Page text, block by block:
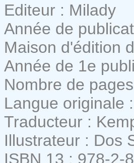
Editeur : Milady
Année de
Maison d'édition
Année de 1e
Nombre de
Langue originale
Traducteur :
Illustrateur : Dos
ISBN 13 : 978-2-